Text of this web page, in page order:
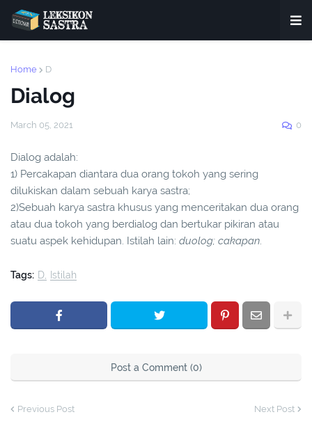
Home D
Dialog
March 05, 2021 0
Dialog adalah:
1) Percakapan diantara dua orang tokoh yang sering
dilukiskan dalam sebuah karya sastra;
2)Sebuah karya sastra khusus yang menceritakan dua orang
atau dua tokoh yang berdialog dan bertukar pikiran atau
suatu aspek kehidupan. Istilah lain: duolog; cakapan.
Tags: D Istilah
Post a Comment (0)
Previous Post Next Post